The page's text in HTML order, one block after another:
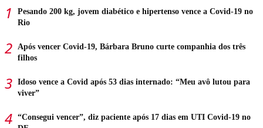
Pesando 200 kg, jovem diabético e hipertenso vence a Covid-19 no
Rio
Após vencer Covid-19, Bárbara Bruno curte companhia dos três
filhos
Idoso vence a Covid após 53 dias internado: “Meu avô lutou para
viver”
“Consegui vencer”, diz paciente após 17 dias em UTI Covid-19 no